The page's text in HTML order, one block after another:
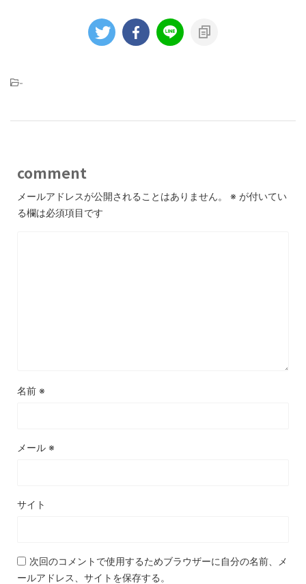
-
comment
メールアドレスが公開されることはありません。 ※ が付いてい
る欄は必須項目です
名前 ※
メール ※
サイト
次回のコメントで使用するためブラウザーに自分の名前、メ
ールアドレス、サイトを保存する。